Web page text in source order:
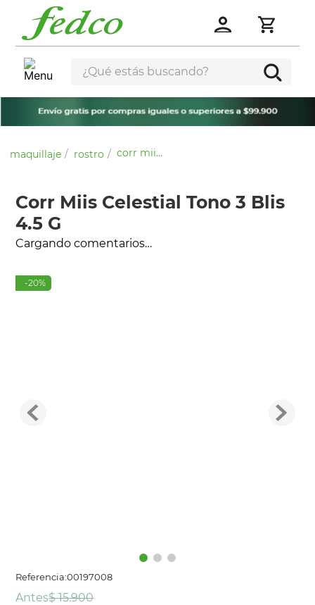
¿Qué estás buscando?
maquillaje rostro corr miis celestial tono 3 blis 4.5 g
Corr Miis Celestial Tono 3 Blis
4.5 G
Cargando comentarios…
-20%
Referencia:00197008
Antes$ 15.900